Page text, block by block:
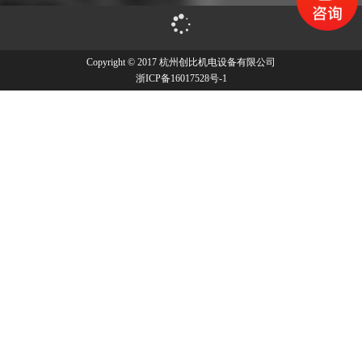
Copyright © 2017 杭州创比机电设备有限公司
浙ICP备16017528号-1